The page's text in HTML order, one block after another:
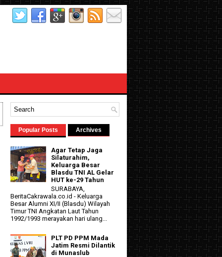
Popular Posts Archives
Agar Tetap Jaga
Silaturahim,
Keluarga Besar
Blasdu TNI AL Gelar
HUT ke-29 Tahun
SURABAYA,
BeritaCakrawala.co.id - Keluarga
Besar Alumni XI/II (Blasdu) Wilayah
Timur TNI Angkatan Laut Tahun
1992/1993 merayakan hari ulang...
PLT PD PPM Mada
Jatim Resmi Dilantik
di Munaslub